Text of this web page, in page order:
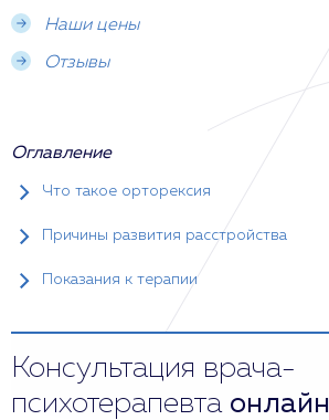
Наши цены
Отзывы
Оглавление
Что такое орторексия
Причины развития расстройства
Показания к терапии
Консультация врача-
психотерапевта онлайн